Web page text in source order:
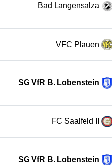
Bad Langensalza
VFC Plauen
SG VfR B. Lobenstein
FC Saalfeld II
SG VfR B. Lobenstein